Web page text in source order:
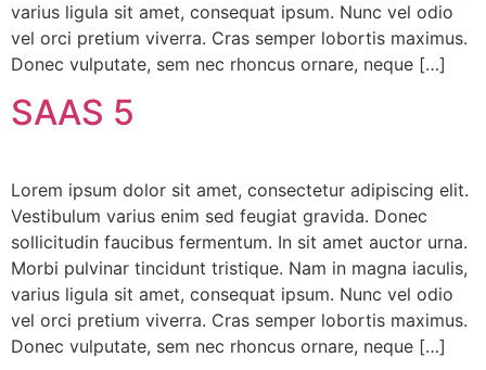
varius ligula sit amet, consequat ipsum. Nunc vel odio
vel orci pretium viverra. Cras semper lobortis maximus.
Donec vulputate, sem nec rhoncus ornare, neque […]
SAAS 5
Lorem ipsum dolor sit amet, consectetur adipiscing elit.
Vestibulum varius enim sed feugiat gravida. Donec
sollicitudin faucibus fermentum. In sit amet auctor urna.
Morbi pulvinar tincidunt tristique. Nam in magna iaculis,
varius ligula sit amet, consequat ipsum. Nunc vel odio
vel orci pretium viverra. Cras semper lobortis maximus.
Donec vulputate, sem nec rhoncus ornare, neque […]